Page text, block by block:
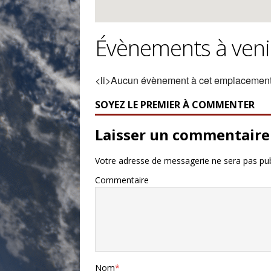
Évènements à
<li>Aucun évènement à cet
SOYEZ LE PREMIER À COMMENTER
Laisser un commentaire
Votre adresse de messagerie ne sera pas
Commentaire
Nom*